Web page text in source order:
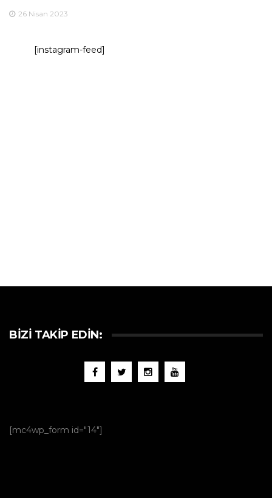
26 Nisan 2023
[instagram-feed]
BIZI TAKIP EDIN:
[mc4wp_form id="14"]